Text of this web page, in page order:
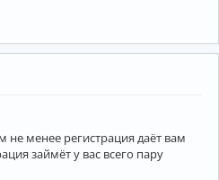
не менее регистрация даёт вам
займёт у вас всего пару